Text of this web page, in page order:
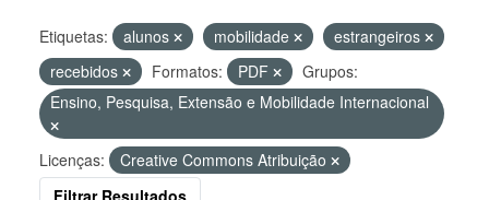
Etiquetas: alunos mobilidade
estrangeiros
recebidos
Formatos: PDF
Grupos:
Ensino, Pesquisa, Extensão e Mobilidade Internacional
Licenças:
Creative Commons Atribuição
Filtrar Resultados